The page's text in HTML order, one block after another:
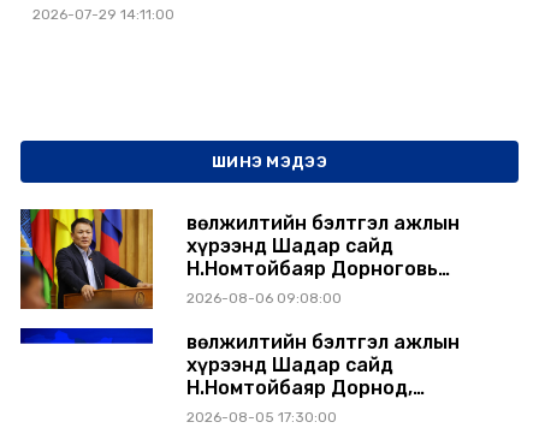
2026-07-29 14:11:00
ШИНЭ МЭДЭЭ
Өвөлжилтийн бэлтгэл ажлын
хүрээнд Шадар сайд
Н.Номтойбаяр Дорноговь
аймагт ажиллав
2026-08-06 09:08:00
Өвөлжилтийн бэлтгэл ажлын
хүрээнд Шадар сайд
Н.Номтойбаяр Дорнод,
Сүхбаатар аймагт ажиллав
2026-08-05 17:30:00